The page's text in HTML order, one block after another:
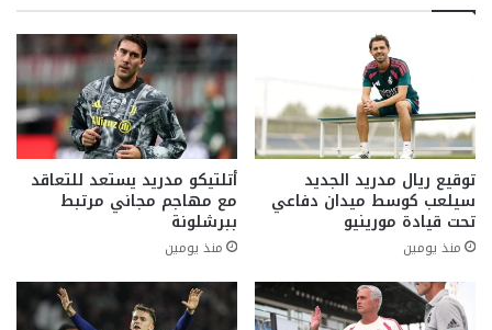
توقيع ريال مدريد الجديد
سيلعب كوسط ميدان دفاعي
تحت قيادة مورينيو
منذ يومين
أتلتيكو مدريد يستعد للتعاقد
مع مهاجم مجاني مرتبط
ببرشلونة
منذ يومين